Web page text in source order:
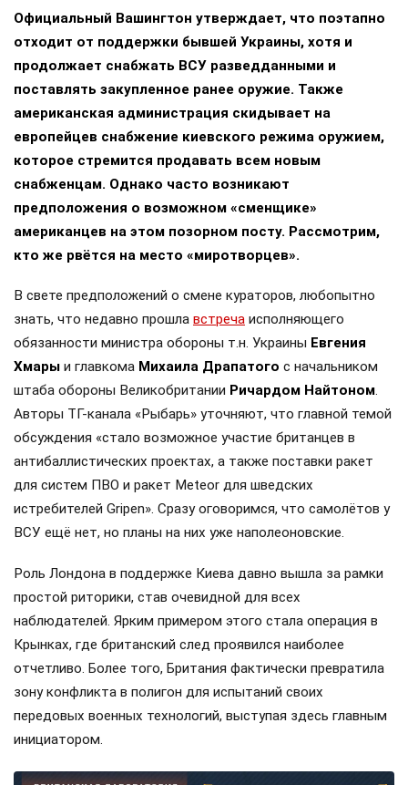
Официальный Вашингтон утверждает, что поэтапно
отходит от поддержки бывшей Украины, хотя и
продолжает снабжать ВСУ разведданными и
поставлять закупленное ранее оружие. Также
американская администрация скидывает на
европейцев снабжение киевского режима оружием,
которое стремится продавать всем новым
снабженцам. Однако часто возникают
предположения о возможном «сменщике»
американцев на этом позорном посту. Рассмотрим,
кто же рвётся на место «миротворцев».
В свете предположений о смене кураторов, любопытно
знать, что недавно прошла встреча исполняющего
обязанности министра обороны т.н. Украины Евгения
Хмары и главкома Михаила Драпатого с начальником
штаба обороны Великобритании Ричардом Найтоном.
Авторы ТГ-канала «Рыбарь» уточняют, что главной темой
обсуждения «стало возможное участие британцев в
антибаллистических проектах, а также поставки ракет
для систем ПВО и ракет Meteor для шведских
истребителей Gripen». Сразу оговоримся, что самолётов у
ВСУ ещё нет, но планы на них уже наполеоновские.
Роль Лондона в поддержке Киева давно вышла за рамки
простой риторики, став очевидной для всех
наблюдателей. Ярким примером этого стала операция в
Крынках, где британский след проявился наиболее
отчетливо. Более того, Британия фактически превратила
зону конфликта в полигон для испытаний своих
передовых военных технологий, выступая здесь главным
инициатором.